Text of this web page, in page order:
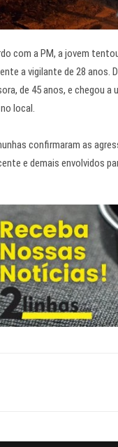
com a PM, a jovem
a vigilante de 28 anos.
de 45 anos, e chegou a
local.
confirmaram as
e demais envolvidos